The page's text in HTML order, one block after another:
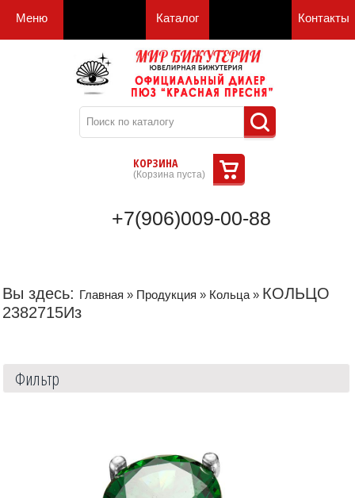
Меню Каталог Контакты
КОРЗИНА
(Корзина пуста)
+7(906)009-00-88
Вы здесь: Главная » Продукция » Кольца » КОЛЬЦО
2382715Из
Фильтр